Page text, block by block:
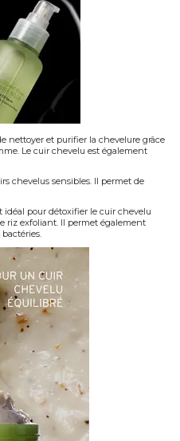
nettoyer et purifier la chevelure grâce
Le cuir chevelu est également
chevelus sensibles. Il permet de
idéal pour détoxifier le cuir chevelu
riz exfoliant. Il permet également